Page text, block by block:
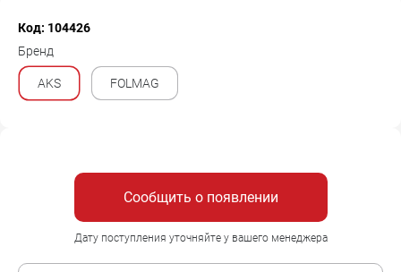
Код: 104426
Бренд
AKS FOLMAG
Сообщить о появлении
Дату поступления уточняйте у вашего менеджера